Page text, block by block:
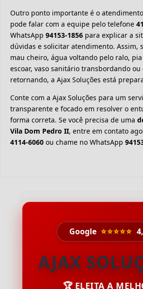
Outro ponto importante é o
pode falar com a equipe pelo telefone
WhatsApp 94153-1856 para explicar a
dúvidas e solicitar atendimento. Assim,
mau cheiro, água voltando pelo ralo,
escoar, vaso sanitário transbordando ou
retornando, a Ajax Soluções está
Conte com a Ajax Soluções para um
transparente e focado em resolver o
forma correta. Se você precisa de uma
Vila Dom Pedro II, entre em contato
4114-6060 ou chame no WhatsApp
Google ⭐⭐⭐⭐⭐
AJAX
🏆 ELEITA A